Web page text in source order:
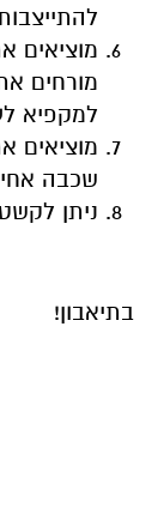
מוציאים
מורחים
למקפיא לעוד
מוציאים
שכבה
ניתן
בתיאבון!